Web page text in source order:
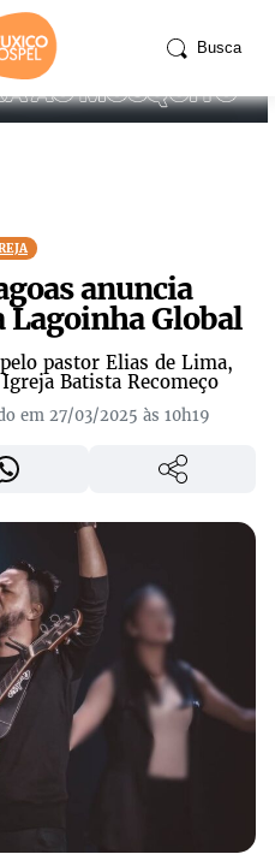
Busca
anuncia
Global
pastor Elias de Lima,
Batista Recomeço
em 27/03/2025 às 10h19